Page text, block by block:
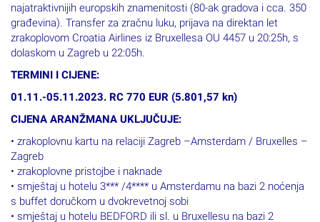
najatraktivnijih europskih znamenitosti (80-ak gradova i cca. 350
građevina). Transfer za zračnu luku, prijava na direktan let
zrakoplovom Croatia Airlines iz Bruxellesa OU 4457 u 20:25h, s
dolaskom u Zagreb u 22:05h.
TERMINI I CIJENE:
01.11.-05.11.2023. RC 770 EUR (5.801,57 kn)
CIJENA ARANŽMANA UKLJUČUJE:
• zrakoplovnu kartu na relaciji Zagreb –Amsterdam / Bruxelles –
Zagreb
• zrakoplovne pristojbe i naknade
• smještaj u hotelu 3*** /4**** u Amsterdamu na bazi 2 noćenja
s buffet doručkom u dvokrevetnoj sobi
• smještaj u hotelu BEDFORD ili sl. u Bruxellesu na bazi 2